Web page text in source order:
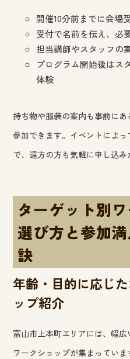
開催10分前までに会場
受付で名前を伝え、必
担当講師やスタッフの
プログラム開始後はス
体験
持ち物や服装の案内も事前に
参加できます。イベントによ
で、遠方の方も気軽に申し込み
ターゲット別
選び方と参加
訣
年齢・目的に応じ
ップ紹介
富山市上本町エリアには、幅
ワークショップが集まってい